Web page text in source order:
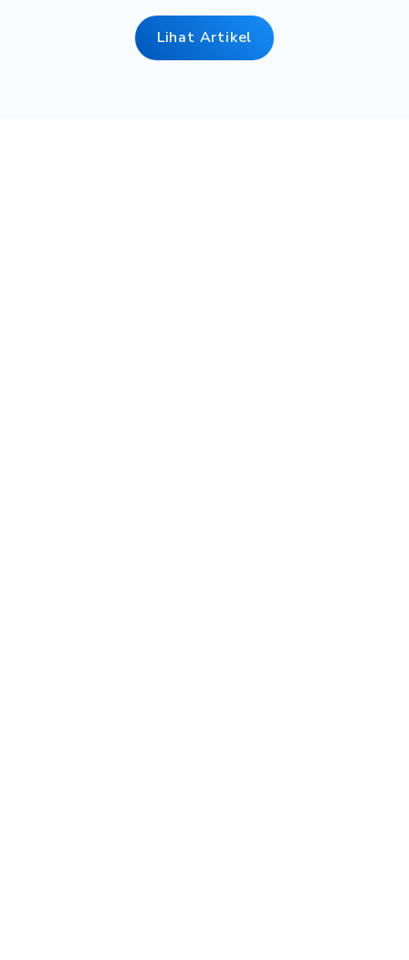
Lihat Artikel